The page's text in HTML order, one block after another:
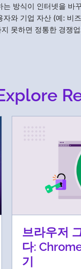
방식이 인터넷을 바
와 기업 자산 (예: 비
못하면 정통한 경쟁
브라우저
다:
기